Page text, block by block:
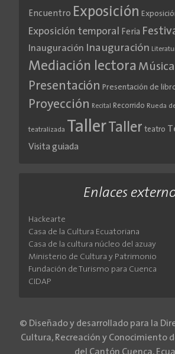
Encuentro Exposición
Exposición temporal Feria
Inauguración Inauguración
Mediación lectora Música
Presentación Presentación de
Proyección Recital Recorrido Rueda
teatralizada Taller Taller teatro
Visita guiada
Enlaces
Hackearte
Casa de la Cultura Ecuatoriana
Casa de la cultura núcleo del azuay
Ministerio de Cultura y Patrimonio
Fundación de Turismo para Cuenca
CIDAP
© Diseñado y desarrollado para la
Cultura, Recreación y Conocimiento